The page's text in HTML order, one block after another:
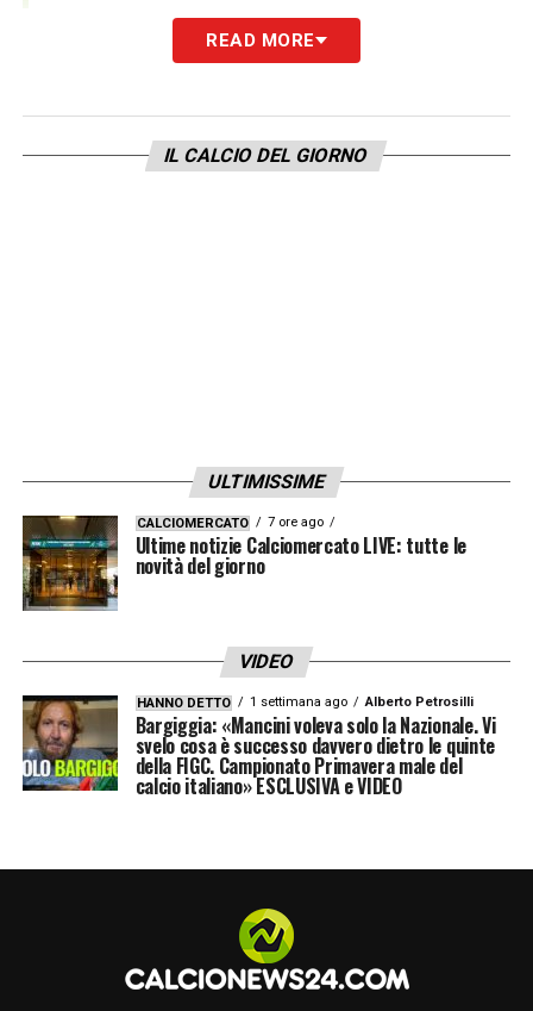
reale.
nelle prossime due decisive sfide del girone
eliminatorio controQatareSvizzera
reazione d’orgoglio e qualche segnale
importante risulterebbero infatti
fondamentali per attrarre pretendenti e
stimolare offerte concrete (sopra i 30
milioni). Solo attraverso una cessione
remunerativa il club potrà sbloccare il
tesoretto necessario per affondare il colpo
sui nuovi innesti desiderati.
READ MORE
IL CALCIO DEL GIORNO
ULTIMISSIME
CALCIOMERCATO 7 ore ago
Ultime notizie Calciomercato LIVE: tutte le
novità del giorno
VIDEO
HANNO DETTO 1 settimana ago Alberto Petrosilli
Bargiggia: «Mancini voleva solo la Nazionale. Vi
svelo cosa è successo davvero dietro le quinte
della FIGC. Campionato Primavera male del
calcio italiano» ESCLUSIVA e VIDEO